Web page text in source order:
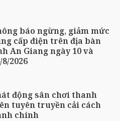
báo ngừng, giảm mức
cấp điện trên địa bàn
An Giang ngày 10 và
8/2026
động sân chơi thanh
tuyên truyền cải cách
chính